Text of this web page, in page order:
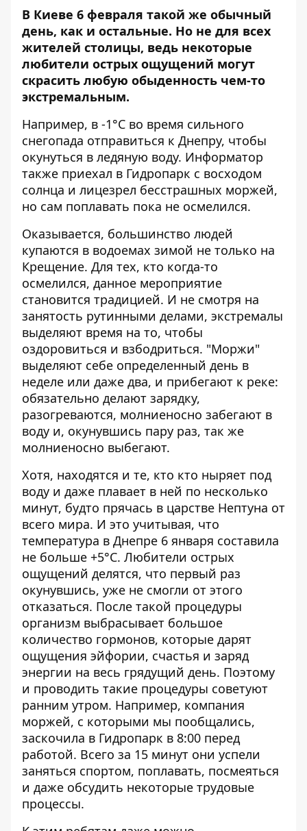
В Киеве 6 февраля такой же обычный
день, как и остальные. Но не для всех
жителей столицы, ведь некоторые
любители острых ощущений могут
скрасить любую обыденность чем-то
экстремальным.
Например, в -1°C во время сильного
снегопада отправиться к Днепру, чтобы
окунуться в ледяную воду. Информатор
также приехал в Гидропарк с восходом
солнца и лицезрел бесстрашных моржей,
но сам поплавать пока не осмелился.
Оказывается, большинство людей
купаются в водоемах зимой не только на
Крещение. Для тех, кто когда-то
осмелился, данное мероприятие
становится традицией. И не смотря на
занятость рутинными делами, экстремалы
выделяют время на то, чтобы
оздоровиться и взбодриться. "Моржи"
выделяют себе определенный день в
неделе или даже два, и прибегают к реке:
обязательно делают зарядку,
разогреваются, молниеносно забегают в
воду и, окунувшись пару раз, так же
молниеносно выбегают.
Хотя, находятся и те, кто кто ныряет под
воду и даже плавает в ней по несколько
минут, будто прячась в царстве Нептуна от
всего мира. И это учитывая, что
температура в Днепре 6 января составила
не больше +5°C. Любители острых
ощущений делятся, что первый раз
окунувшись, уже не смогли от этого
отказаться. После такой процедуры
организм выбрасывает большое
количество гормонов, которые дарят
ощущения эйфории, счастья и заряд
энергии на весь грядущий день. Поэтому
и проводить такие процедуры советуют
ранним утром. Например, компания
моржей, с которыми мы пообщались,
заскочила в Гидропарк в 8:00 перед
работой. Всего за 15 минут они успели
заняться спортом, поплавать, посмеяться
и даже обсудить некоторые трудовые
процессы.